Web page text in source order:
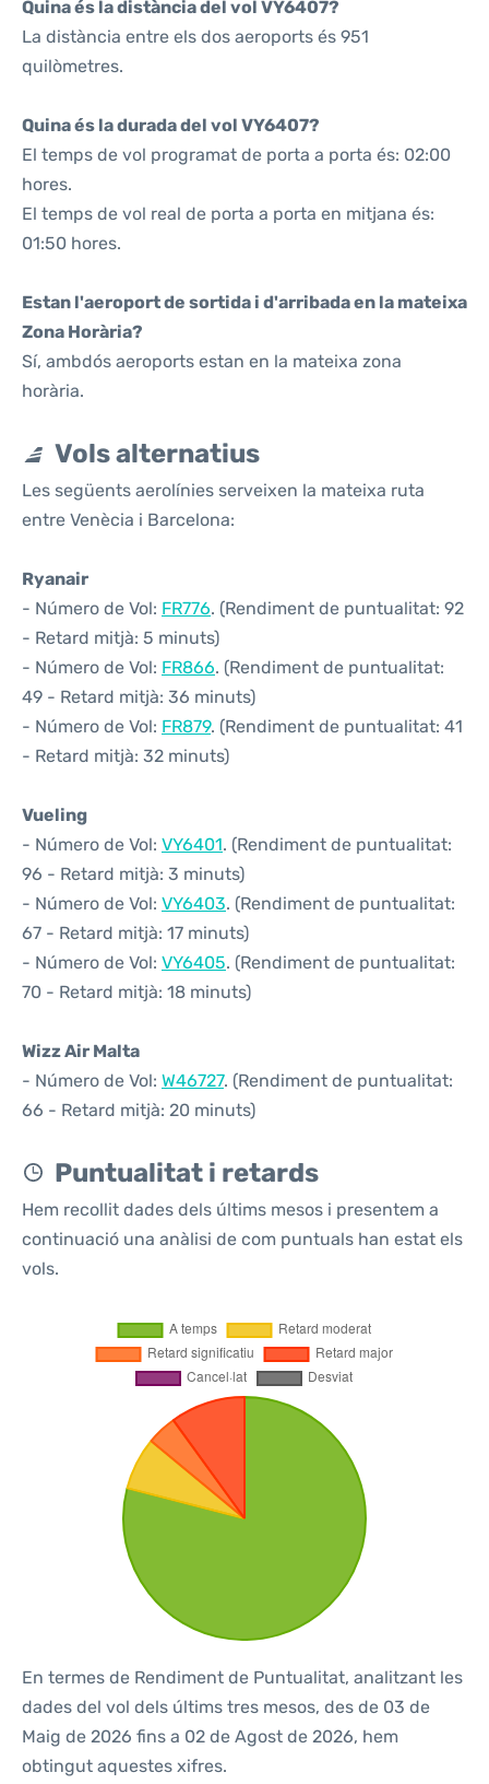
Quina és la distància del vol VY6407?
La distància entre els dos aeroports és 951
quilòmetres.
Quina és la durada del vol VY6407?
El temps de vol programat de porta a porta és: 02:00
hores.
El temps de vol real de porta a porta en mitjana és:
01:50 hores.
Estan l'aeroport de sortida i d'arribada en la mateixa
Zona Horària?
Sí, ambdós aeroports estan en la mateixa zona
horària.
Vols alternatius
Les següents aerolínies serveixen la mateixa ruta
entre Venècia i Barcelona:
Ryanair
- Número de Vol: FR776. (Rendiment de puntualitat: 92
- Retard mitjà: 5 minuts)
- Número de Vol: FR866. (Rendiment de puntualitat:
49 - Retard mitjà: 36 minuts)
- Número de Vol: FR879. (Rendiment de puntualitat: 41
- Retard mitjà: 32 minuts)
Vueling
- Número de Vol: VY6401. (Rendiment de puntualitat:
96 - Retard mitjà: 3 minuts)
- Número de Vol: VY6403. (Rendiment de puntualitat:
67 - Retard mitjà: 17 minuts)
- Número de Vol: VY6405. (Rendiment de puntualitat:
70 - Retard mitjà: 18 minuts)
Wizz Air Malta
- Número de Vol: W46727. (Rendiment de puntualitat:
66 - Retard mitjà: 20 minuts)
Puntualitat i retards
Hem recollit dades dels últims mesos i presentem a
continuació una anàlisi de com puntuals han estat els
vols.
En termes de Rendiment de Puntualitat, analitzant les
dades del vol dels últims tres mesos, des de 03 de
Maig de 2026 fins a 02 de Agost de 2026, hem
obtingut aquestes xifres.